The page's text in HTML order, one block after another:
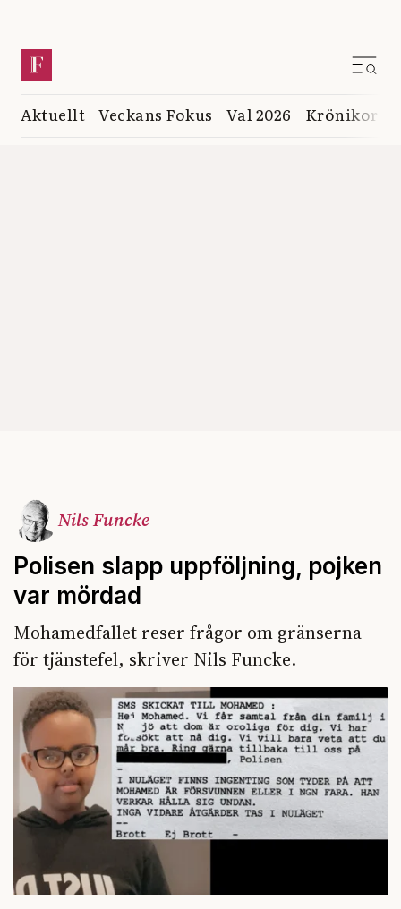
Aktuellt Veckans Fokus Val 2026 Krönikor
Nils Funcke
Polisen slapp uppföljning, pojken
var mördad
Mohamedfallet reser frågor om gränserna
för tjänstefel, skriver Nils Funcke.